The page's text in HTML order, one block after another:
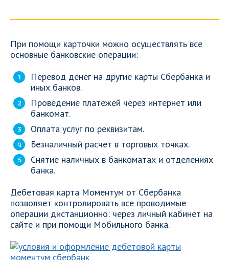
При помощи карточки можно осуществлять все
основные банковские операции:
Перевод денег на другие карты Сбербанка и
иных банков.
Проведение платежей через интернет или
банкомат.
Оплата услуг по реквизитам.
Безналичный расчет в торговых точках.
Снятие наличных в банкоматах и отделениях
банка.
Дебетовая карта Моментум от Сбербанка
позволяет контролировать все проводимые
операции дистанционно: через личный кабинет на
сайте и при помощи Мобильного банка.